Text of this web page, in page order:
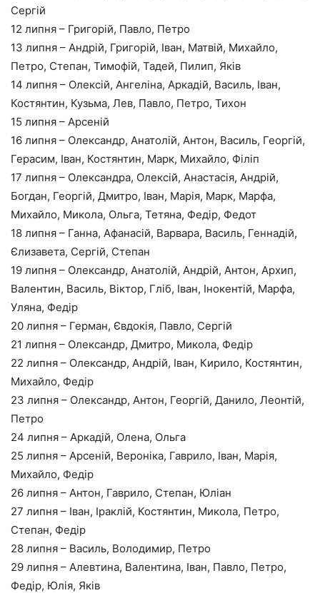
Сергій
12 липня – Григорій, Павло, Петро
13 липня – Андрій, Григорій, Іван, Матвій, Михайло,
Петро, Степан, Тимофій, Тадей, Пилип, Яків
14 липня – Олексій, Ангеліна, Аркадій, Василь, Іван,
Костянтин, Кузьма, Лев, Павло, Петро, Тихон
15 липня – Арсеній
16 липня – Олександр, Анатолій, Антон, Василь, Георгій,
Герасим, Іван, Костянтин, Марк, Михайло, Філіп
17 липня – Олександра, Олексій, Анастасія, Андрій,
Богдан, Георгій, Дмитро, Іван, Марія, Марк, Марфа,
Михайло, Микола, Ольга, Тетяна, Федір, Федот
18 липня – Ганна, Афанасій, Варвара, Василь, Геннадій,
Єлизавета, Сергій, Степан
19 липня – Олександр, Анатолій, Андрій, Антон, Архип,
Валентин, Василь, Віктор, Гліб, Іван, Інокентій, Марфа,
Уляна, Федір
20 липня – Герман, Євдокія, Павло, Сергій
21 липня – Олександр, Дмитро, Микола, Федір
22 липня – Олександр, Андрій, Іван, Кирило, Костянтин,
Михайло, Федір
23 липня – Олександр, Антон, Георгій, Данило, Леонтій,
Петро
24 липня – Аркадій, Олена, Ольга
25 липня – Арсеній, Вероніка, Гаврило, Іван, Марія,
Михайло, Федір
26 липня – Антон, Гаврило, Степан, Юліан
27 липня – Іван, Іраклій, Костянтин, Микола, Петро,
Степан, Федір
28 липня – Василь, Володимир, Петро
29 липня – Алевтина, Валентина, Іван, Павло, Петро,
Федір, Юлія, Яків